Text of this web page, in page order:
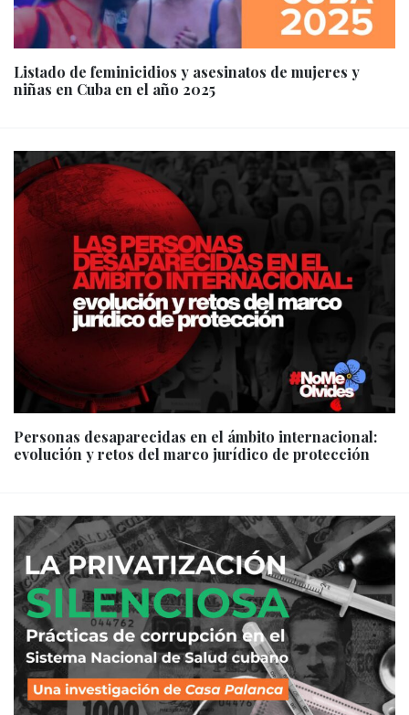
Listado de feminicidios y asesinatos de mujeres y
niñas en Cuba en el año 2025
Personas desaparecidas en el ámbito internacional:
evolución y retos del marco jurídico de protección